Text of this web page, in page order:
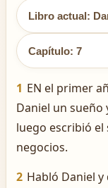
Libro actual:
Capítulo: 7
1 EN el primer
Daniel un sueño
luego escribió el
negocios.
2 Habló Daniel